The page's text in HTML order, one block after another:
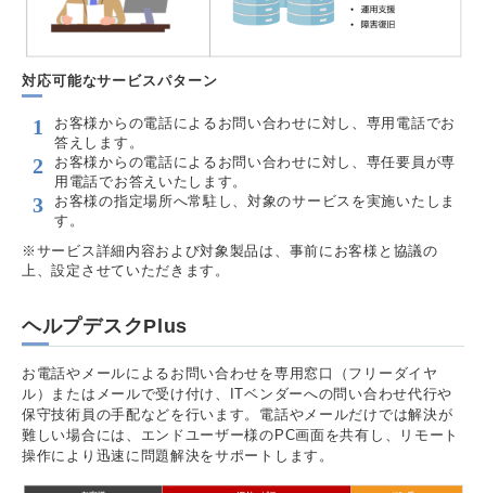
対応可能なサービスパターン
お客様からの電話によるお問い合わせに対し、専用電話でお
答えします。
お客様からの電話によるお問い合わせに対し、専任要員が専
用電話でお答えいたします。
お客様の指定場所へ常駐し、対象のサービスを実施いたしま
す。
※サービス詳細内容および対象製品は、事前にお客様と協議の
上、設定させていただきます。
ヘルプデスクPlus
お電話やメールによるお問い合わせを専用窓口（フリーダイヤ
ル）またはメールで受け付け、ITベンダーへの問い合わせ代行や
保守技術員の手配などを行います。電話やメールだけでは解決が
難しい場合には、エンドユーザー様のPC画面を共有し、リモート
操作により迅速に問題解決をサポートします。